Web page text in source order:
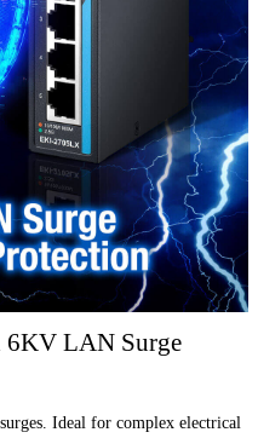
6KV LAN Surge
Ideal for complex electrical